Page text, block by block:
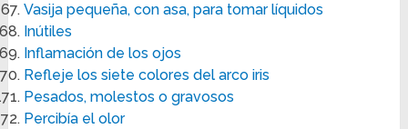
Vasija pequeña, con asa, para tomar líquidos
Inútiles
Inflamación de los ojos
Refleje los siete colores del arco iris
Pesados, molestos o gravosos
Percibía el olor